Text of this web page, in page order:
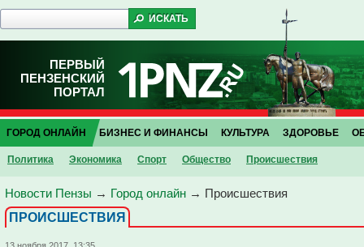
ПЕРВЫЙ
ПЕНЗЕНСКИЙ
ПОРТАЛ
ГОРОД ОНЛАЙН
Политика Экономика Спорт Общество Проиcшествия
БИЗНЕС И ФИНАНСЫ КУЛЬТУРА ЗДОРОВЬЕ
Новости Пензы → Город онлайн → Проиcшествия
ПРОИCШЕСТВИЯ